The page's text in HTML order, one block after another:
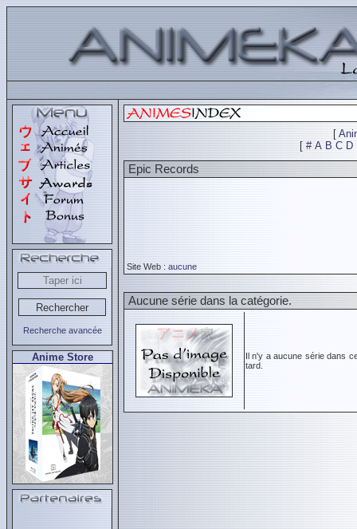
Recherche avancée
Anime Store
[
[ # A B C D
Epic Records
Site Web : aucune
Aucune série dans la catégorie.
Il n'y a aucune série dans
tard.